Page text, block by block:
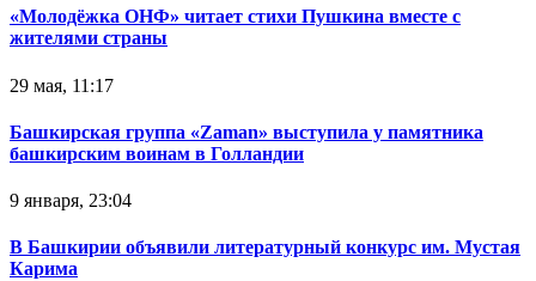
«Молодёжка ОНФ» читает стихи Пушкина вместе с
жителями страны
29 мая, 11:17
Башкирская группа «Zaman» выступила у памятника
башкирским воинам в Голландии
9 января, 23:04
В Башкирии объявили литературный конкурс им. Мустая
Карима